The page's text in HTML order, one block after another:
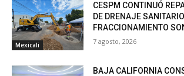
Mexicali
CESPM CONTINUÓ
DE DRENAJE
FRACCIONAMIENTO
7 agosto, 2026
BAJA CALIFORNIA